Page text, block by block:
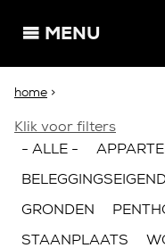
MENU
U bent hier
home >
Klik voor filters
- ALLE -
GRONDEN
STAANPLAATS